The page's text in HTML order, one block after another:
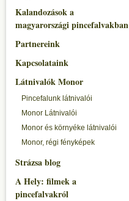
Kalandozások a
magyarországi pincefalvakban
Partnereink
Kapcsolataink
Látnivalók Monor
Pincefalunk látnivalói
Monor Látnivalói
Monor és környéke látnivalói
Monor, régi fényképek
Strázsa blog
A Hely: filmek a
pincefalvakról